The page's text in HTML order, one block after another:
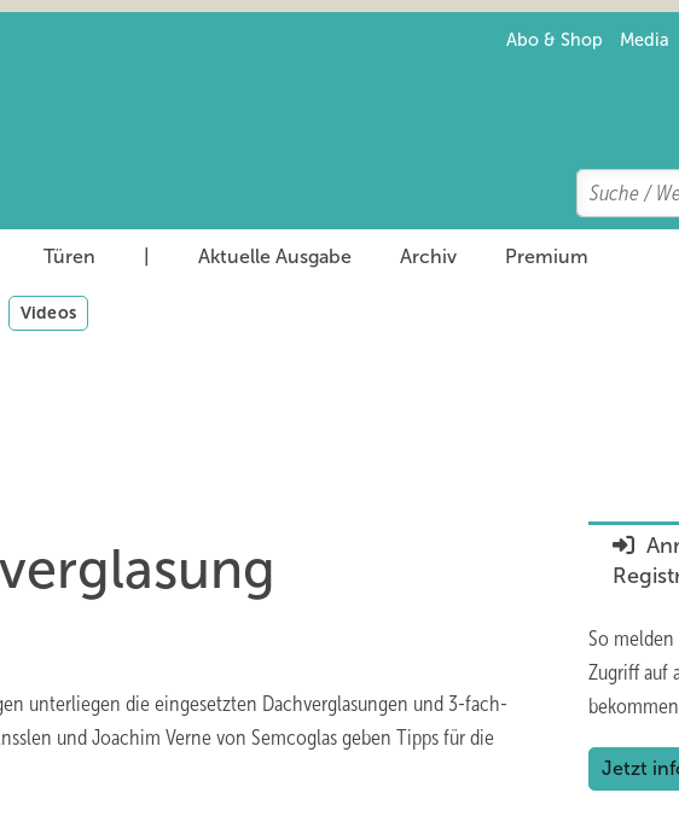
Abo & Shop Media
Search
Suchen
Türen Aktuelle Ausgabe Archiv Premium
Videos
unterliegen die eingesetzten Dachverglasungen und 3-fach-
und Joachim Verne von Semcoglas geben Tipps für die
So
Zugriff auf
Jetzt